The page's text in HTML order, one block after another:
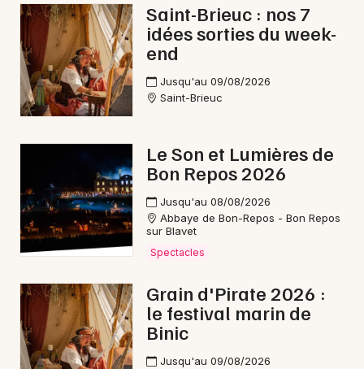
Cinéma dans les Côtes d'Armor
Cinéma en Bretagne
Newsletter des sorties
Artistes en tournée
Actus à Guingamp
Magazine à Guingamp
Saint-Brieuc : nos 7
idées sorties du week-
end
Jusqu'au 09/08/2026
Saint-Brieuc
Le Son et Lumières de
Bon Repos 2026
Jusqu'au 08/08/2026
Abbaye de Bon-Repos - Bon Repos
sur Blavet
Spectacles
Grain d'Pirate 2026 :
le festival marin de
Binic
Jusqu'au 09/08/2026